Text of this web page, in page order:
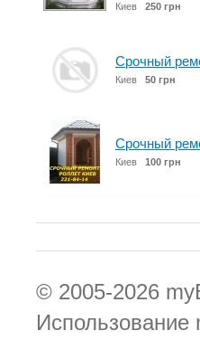
Киев 250 грн
Срочный
Киев 50 грн
Срочный
Киев 100 грн
© 2005-2026
Использование